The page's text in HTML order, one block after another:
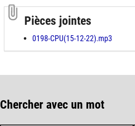
Pièces jointes
0198-CPU(15-12-22).mp3
Chercher avec un mot